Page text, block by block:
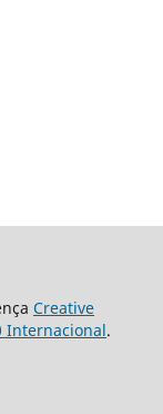
Creative
Internacional.